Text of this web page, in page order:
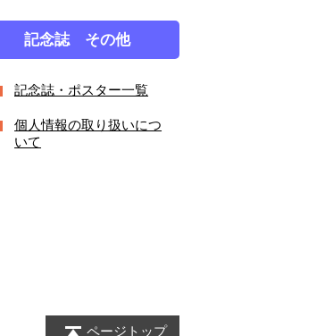
記念誌 その他
記念誌・ポスター一覧
個人情報の取り扱いにつ
いて
ページトップ